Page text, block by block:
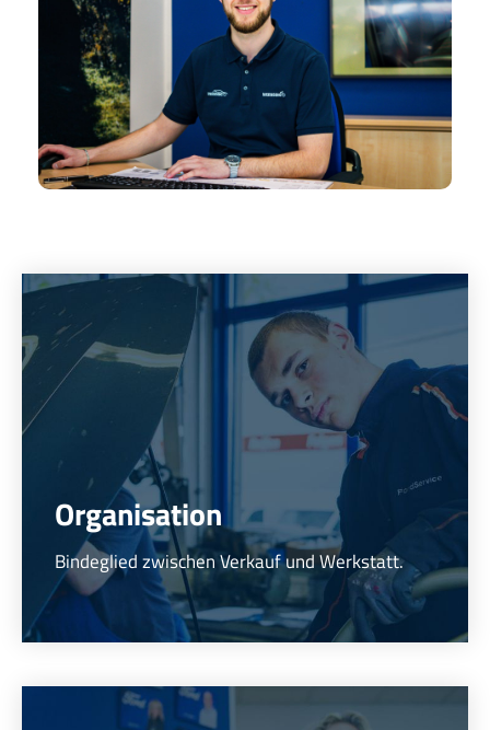
Organisation
Bindeglied zwischen Verkauf und Werkstatt.